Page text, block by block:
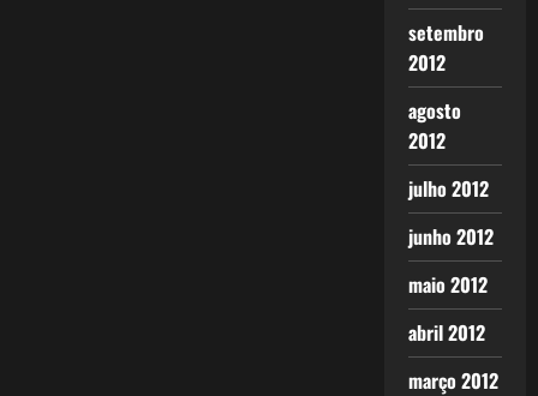
setembro
2012
agosto
2012
julho 2012
junho 2012
maio 2012
abril 2012
março 2012